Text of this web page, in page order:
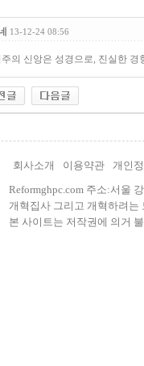
13-12-24 08:56
의 신앙은 성경으로, 진실한
회사소개 이용약관
개인
Reformghpc.com 주소:서울
개혁집사 그리고 개혁하려는
본 사이트는 저작권에 의거